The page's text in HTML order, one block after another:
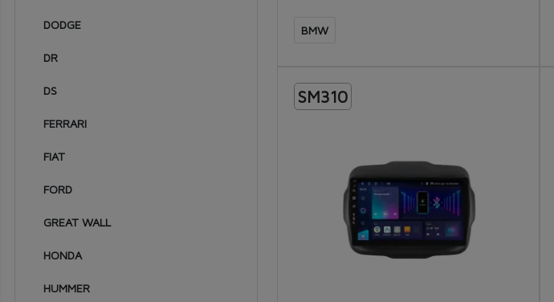
1998
1993
1992
1991
1990
DODGE
DR
DS
FERRARI
FIAT
FORD
GREAT WALL
HONDA
HUMMER
BMW
SM310